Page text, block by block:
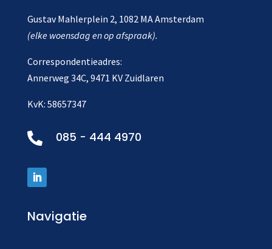
Gustav Mahlerplein 2, 1082 MA Amsterdam
(elke woensdag en op afspraak).
Correspondentieadres:
Annerweg 34C, 9471 KV Zuidlaren
KvK: 58657347
 085 - 444 4970
Navigatie